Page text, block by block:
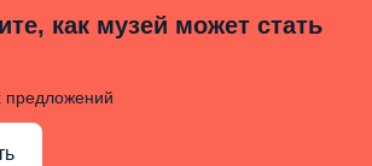
как музей может стать